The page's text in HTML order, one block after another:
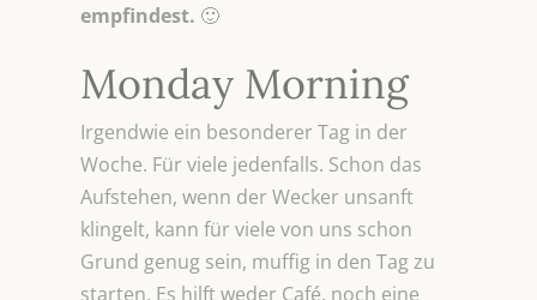
empfindest. 🙂
Monday Morning
Irgendwie ein besonderer Tag in der
Woche. Für viele jedenfalls. Schon das
Aufstehen, wenn der Wecker unsanft
klingelt, kann für viele von uns schon
Grund genug sein, muffig in den Tag zu
starten. Es hilft weder Café, noch eine